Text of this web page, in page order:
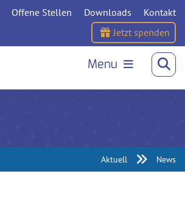
Offene Stellen Downloads
Kontakt
Jetzt spenden
Menu
Aktuell News